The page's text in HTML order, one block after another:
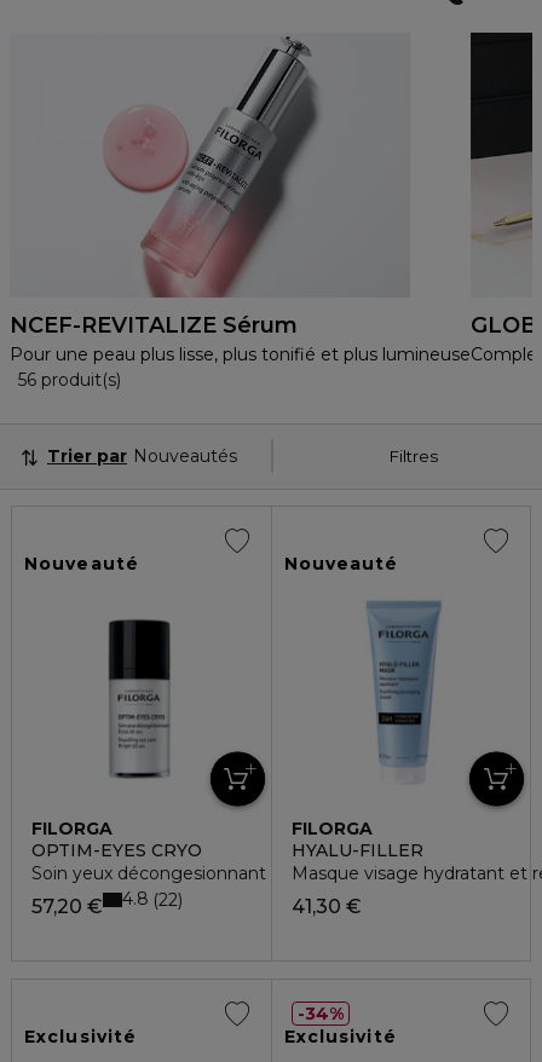
NCEF-REVITALIZE Sérum
Pour une peau plus lisse, plus tonifié et plus lumineuse
56 produit(s)
Filtres
Trier par Nouveautés
Nouveauté
FILORGA
OPTIM-EYES CRYO
Soin yeux décongesionnant éclat 60 secondes
57,20 € 4.8 22
Nouveauté
FILORGA
HYALU-FILLER
Masque visage hydratant et
41,30 €
Exclusivité Exclusivité
34%